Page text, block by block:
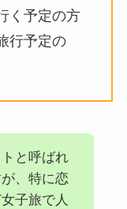
く予定の方
行予定の
と呼ばれ
、特に恋
子旅で人